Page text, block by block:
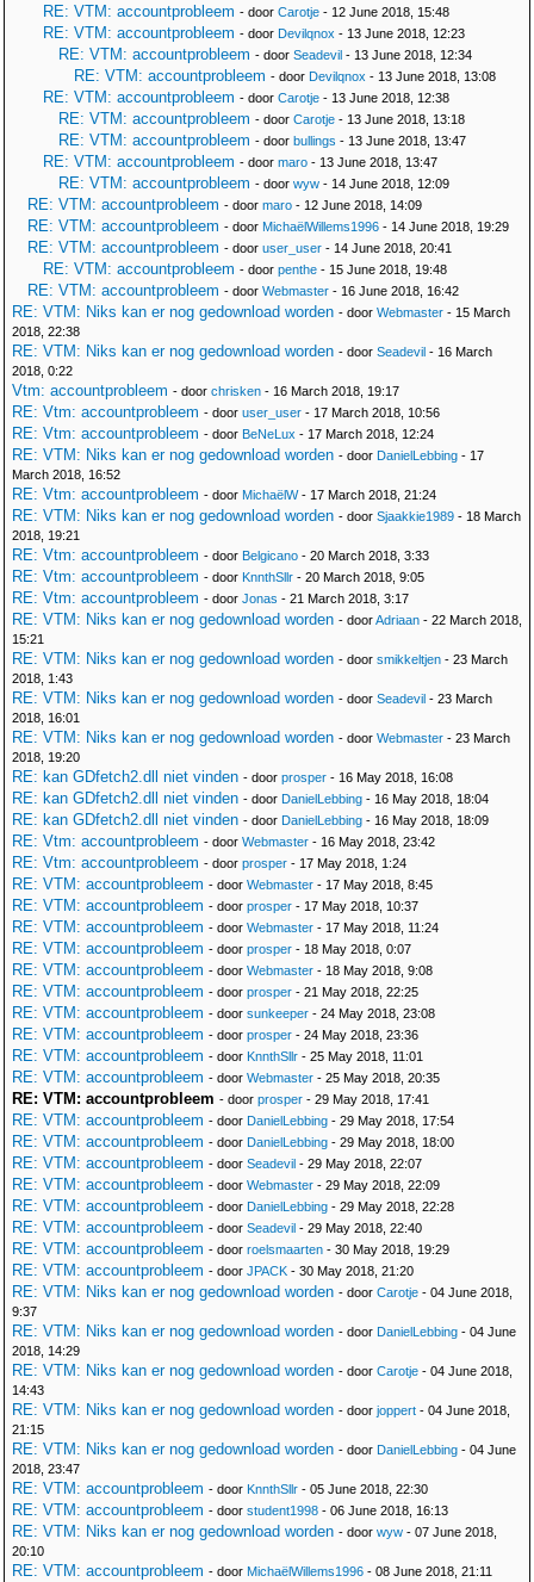
RE: VTM: accountprobleem - door Carotje - 12 June 2018, 15:48
RE: VTM: accountprobleem - door Devilqnox - 13 June 2018, 12:23
RE: VTM: accountprobleem - door Seadevil - 13 June 2018, 12:34
RE: VTM: accountprobleem - door Devilqnox - 13 June 2018, 13:08
RE: VTM: accountprobleem - door Carotje - 13 June 2018, 12:38
RE: VTM: accountprobleem - door Carotje - 13 June 2018, 13:18
RE: VTM: accountprobleem - door bullings - 13 June 2018, 13:47
RE: VTM: accountprobleem - door maro - 13 June 2018, 13:47
RE: VTM: accountprobleem - door wyw - 14 June 2018, 12:09
RE: VTM: accountprobleem - door maro - 12 June 2018, 14:09
RE: VTM: accountprobleem - door MichaëlWillems1996 - 14 June 2018, 19:29
RE: VTM: accountprobleem - door user_user - 14 June 2018, 20:41
RE: VTM: accountprobleem - door penthe - 15 June 2018, 19:48
RE: VTM: accountprobleem - door Webmaster - 16 June 2018, 16:42
RE: VTM: Niks kan er nog gedownload worden - door Webmaster - 15 March
2018, 22:38
RE: VTM: Niks kan er nog gedownload worden - door Seadevil - 16 March
2018, 0:22
Vtm: accountprobleem - door chrisken - 16 March 2018, 19:17
RE: Vtm: accountprobleem - door user_user - 17 March 2018, 10:56
RE: Vtm: accountprobleem - door BeNeLux - 17 March 2018, 12:24
RE: VTM: Niks kan er nog gedownload worden - door DanielLebbing - 17
March 2018, 16:52
RE: Vtm: accountprobleem - door MichaëlW- 17 March 2018, 21:24
RE: VTM: Niks kan er nog gedownload worden - door Sjaakkie1989 - 18 March
2018, 19:21
RE: Vtm: accountprobleem - door Belgicano - 20 March 2018, 3:33
RE: Vtm: accountprobleem - door KnnthSllr - 20 March 2018, 9:05
RE: Vtm: accountprobleem - door Jonas - 21 March 2018, 3:17
RE: VTM: Niks kan er nog gedownload worden - doorAdriaan - 22 March 2018,
15:21
RE: VTM: Niks kan er nog gedownload worden - door smikkeltjen - 23 March
2018, 1:43
RE: VTM: Niks kan er nog gedownload worden - door Seadevil - 23 March
2018, 16:01
RE: VTM: Niks kan er nog gedownload worden - door Webmaster - 23 March
2018, 19:20
RE: kan GDfetch2.dll niet vinden - door prosper - 16 May 2018, 16:08
RE: kan GDfetch2.dll niet vinden - door DanielLebbing - 16 May 2018, 18:04
RE: kan GDfetch2.dll niet vinden - door DanielLebbing - 16 May 2018, 18:09
RE: Vtm: accountprobleem - door Webmaster - 16 May 2018, 23:42
RE: Vtm: accountprobleem - door prosper - 17 May 2018, 1:24
RE: VTM: accountprobleem - door Webmaster - 17 May 2018, 8:45
RE: VTM: accountprobleem - door prosper - 17 May 2018, 10:37
RE: VTM: accountprobleem - door Webmaster - 17 May 2018, 11:24
RE: VTM: accountprobleem - door prosper - 18 May 2018, 0:07
RE: VTM: accountprobleem - door Webmaster - 18 May 2018, 9:08
RE: VTM: accountprobleem - door prosper - 21 May 2018, 22:25
RE: VTM: accountprobleem - door sunkeeper - 24 May 2018, 23:08
RE: VTM: accountprobleem - door prosper - 24 May 2018, 23:36
RE: VTM: accountprobleem - door KnnthSllr - 25 May 2018, 11:01
RE: VTM: accountprobleem - door Webmaster - 25 May 2018, 20:35
RE: VTM: accountprobleem - door prosper - 29 May 2018, 17:41
RE: VTM: accountprobleem - door DanielLebbing - 29 May 2018, 17:54
RE: VTM: accountprobleem - door DanielLebbing - 29 May 2018, 18:00
RE: VTM: accountprobleem - door Seadevil - 29 May 2018, 22:07
RE: VTM: accountprobleem - door Webmaster - 29 May 2018, 22:09
RE: VTM: accountprobleem - door DanielLebbing - 29 May 2018, 22:28
RE: VTM: accountprobleem - door Seadevil - 29 May 2018, 22:40
RE: VTM: accountprobleem - door roelsmaarten - 30 May 2018, 19:29
RE: VTM: accountprobleem - door JPACK - 30 May 2018, 21:20
RE: VTM: Niks kan er nog gedownload worden - door Carotje - 04 June 2018,
9:37
RE: VTM: Niks kan er nog gedownload worden - door DanielLebbing - 04 June
2018, 14:29
RE: VTM: Niks kan er nog gedownload worden - door Carotje - 04 June 2018,
14:43
RE: VTM: Niks kan er nog gedownload worden - door joppert - 04 June 2018,
21:15
RE: VTM: Niks kan er nog gedownload worden - door DanielLebbing - 04 June
2018, 23:47
RE: VTM: accountprobleem - door KnnthSllr - 05 June 2018, 22:30
RE: VTM: accountprobleem - door student1998 - 06 June 2018, 16:13
RE: VTM: Niks kan er nog gedownload worden - door wyw - 07 June 2018,
20:10
RE: VTM: accountprobleem - door MichaëlWillems1996 - 08 June 2018, 21:11